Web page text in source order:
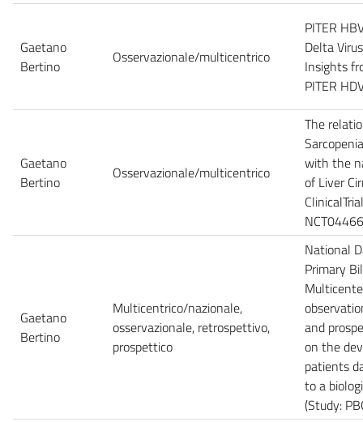
Gaetano
Bertino
Osservazionale/multicentrico
PITER
Delta
Insights
PITER
Gaetano
Bertino
Osservazionale/multicentrico
The
with the
of Liver
Gaetano
Bertino
Multicentrico/nazionale,
osservazionale, retrospettivo,
prospettico
National
Primary
and
on the
patients
to a
(Study: